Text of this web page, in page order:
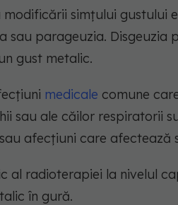
modificării simțului gustului
sau parageuzia.
gust metalic.
medicale comune
sau ale căilor respiratorii
afecțiuni care afectează
al radioterapiei la nivelul
în gură.